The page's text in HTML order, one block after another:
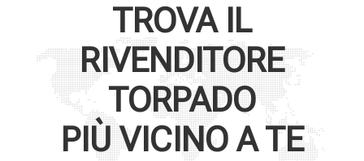
TROVA IL
RIVENDITORE
TORPADO
PIÙ VICINO A TE